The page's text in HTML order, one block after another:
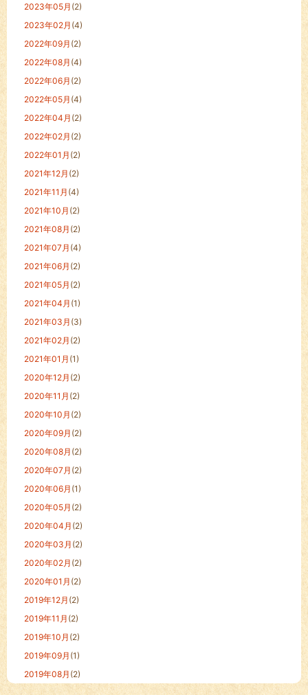
2023年05月 (2)
2023年02月 (4)
2022年09月 (2)
2022年08月 (4)
2022年06月 (2)
2022年05月 (4)
2022年04月 (2)
2022年02月 (2)
2022年01月 (2)
2021年12月 (2)
2021年11月 (4)
2021年10月 (2)
2021年08月 (2)
2021年07月 (4)
2021年06月 (2)
2021年05月 (2)
2021年04月 (1)
2021年03月 (3)
2021年02月 (2)
2021年01月 (1)
2020年12月 (2)
2020年11月 (2)
2020年10月 (2)
2020年09月 (2)
2020年08月 (2)
2020年07月 (2)
2020年06月 (1)
2020年05月 (2)
2020年04月 (2)
2020年03月 (2)
2020年02月 (2)
2020年01月 (2)
2019年12月 (2)
2019年11月 (2)
2019年10月 (2)
2019年09月 (1)
2019年08月 (2)